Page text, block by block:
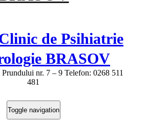
de Psihiatrie
BRASOV
nr. 7 – 9 Telefon: 0268 511
481
Toggle navigation